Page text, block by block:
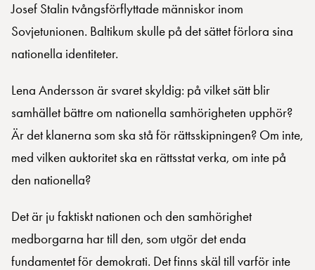
Josef Stalin tvångsförflyttade människor inom
Sovjetunionen. Baltikum skulle på det sättet förlora sina
nationella identiteter.
Lena Andersson är svaret skyldig: på vilket sätt blir
samhället bättre om nationella samhörigheten upphör?
Är det klanerna som ska stå för rättsskipningen? Om inte,
med vilken auktoritet ska en rättsstat verka, om inte på
den nationella?
Det är ju faktiskt nationen och den samhörighet
medborgarna har till den, som utgör det enda
fundamentet för demokrati. Det finns skäl till varför inte